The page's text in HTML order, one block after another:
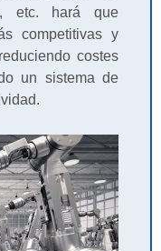
etc. hará que
competitivas y
costes
un sistema de